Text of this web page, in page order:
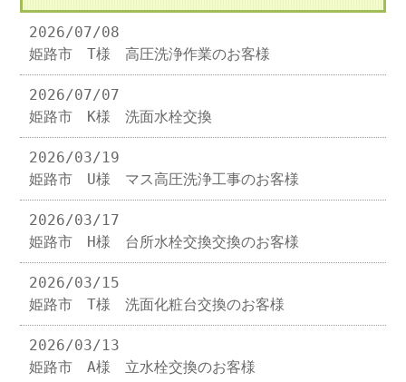
2026/07/08
姫路市 T様 高圧洗浄作業のお客様
2026/07/07
姫路市 K様 洗面水栓交換
2026/03/19
姫路市 U様 マス高圧洗浄工事のお客様
2026/03/17
姫路市 H様 台所水栓交換交換のお客様
2026/03/15
姫路市 T様 洗面化粧台交換のお客様
2026/03/13
姫路市 A様 立水栓交換のお客様